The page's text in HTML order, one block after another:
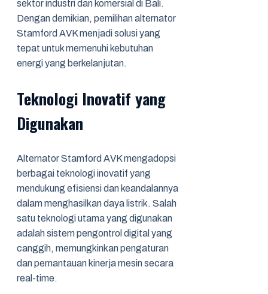
sektor industri dan komersial di Bali.
Dengan demikian, pemilihan alternator
Stamford AVK menjadi solusi yang
tepat untuk memenuhi kebutuhan
energi yang berkelanjutan.
Teknologi Inovatif yang
Digunakan
Alternator Stamford AVK mengadopsi
berbagai teknologi inovatif yang
mendukung efisiensi dan keandalannya
dalam menghasilkan daya listrik. Salah
satu teknologi utama yang digunakan
adalah sistem pengontrol digital yang
canggih, memungkinkan pengaturan
dan pemantauan kinerja mesin secara
real-time.